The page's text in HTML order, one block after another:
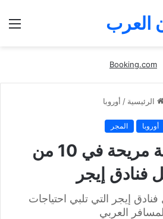
العرب
Booking.com
الرئيسية / أوروبا
أوروبا المجر
دليلك لإقامة مريحة في 10 من
فنادق إيجر
إيجر التي تلبي احتياجات
العربي